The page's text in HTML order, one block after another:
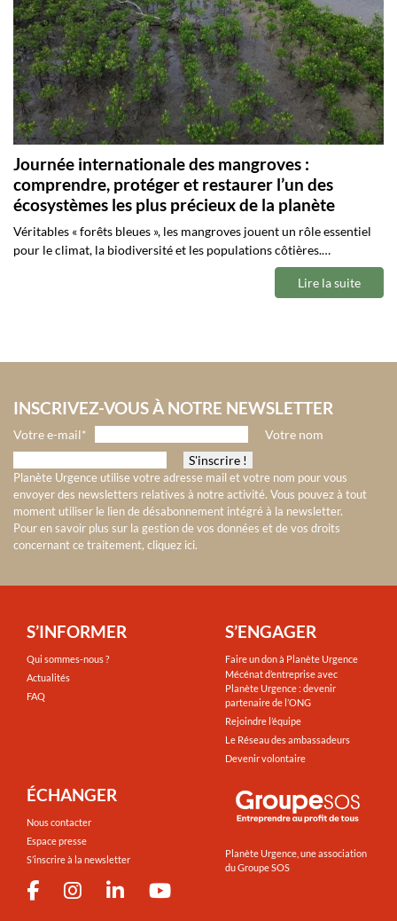
Journée internationale des mangroves :
comprendre, protéger et restaurer l’un des
écosystèmes les plus précieux de la planète
Véritables « forêts bleues », les mangroves jouent un rôle essentiel
pour le climat, la biodiversité et les populations côtières.…
Lire la suite
INSCRIVEZ-VOUS À NOTRE NEWSLETTER
Votre e-mail* Votre nom
Planète Urgence utilise votre adresse mail et votre nom pour vous
envoyer des newsletters relatives à notre activité. Vous pouvez à tout
moment utiliser le lien de désabonnement intégré à la newsletter.
Pour en savoir plus sur la gestion de vos données et de vos droits
concernant ce traitement, cliquez ici.
S’INFORMER
Qui sommes-nous ?
Actualités
FAQ
S’ENGAGER
Faire un don à Planète Urgence
Mécénat d’entreprise avec
Planète Urgence : devenir
partenaire de l’ONG
Rejoindre l’équipe
Le Réseau des ambassadeurs
Devenir volontaire
ÉCHANGER
Nous contacter
Espace presse
S’inscrire à la newsletter
Planète Urgence, une association
du Groupe SOS